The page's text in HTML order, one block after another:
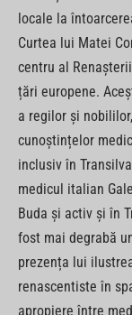
locale la
Curtea lui Matei
centru al
țări europene.
a regilor și
cunoștințelor
inclusiv în
medicul italian
Buda și activ și în
fost mai degrabă
prezența lui
renascentiste în
apropiere între